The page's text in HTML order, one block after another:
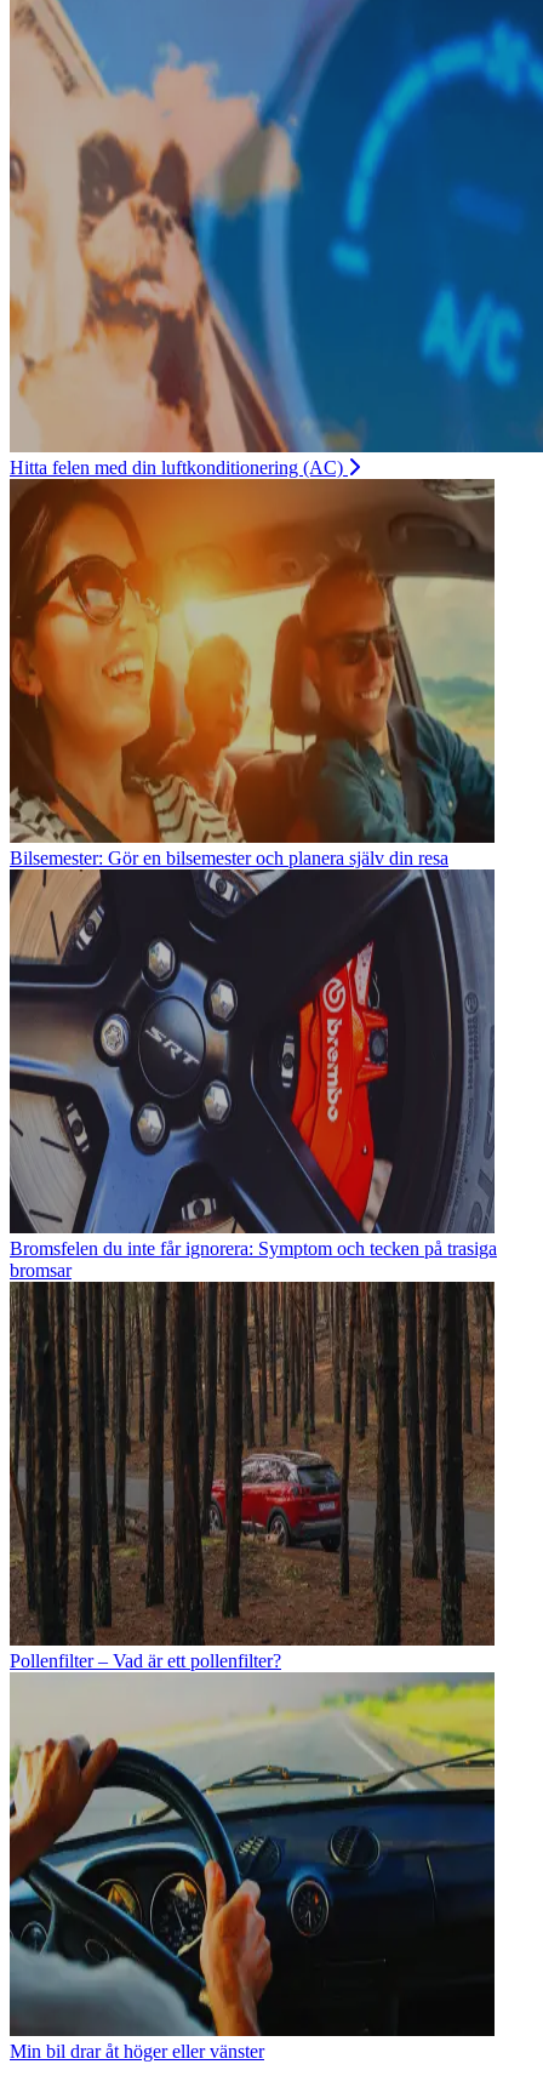
Hitta felen med din luftkonditionering (AC)
Bilsemester: Gör en bilsemester och planera själv din resa
Bromsfelen du inte får ignorera: Symptom och tecken på trasiga
bromsar
Pollenfilter – Vad är ett pollenfilter?
Min bil drar åt höger eller vänster